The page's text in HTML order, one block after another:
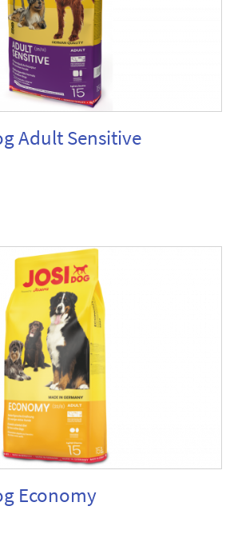
Adult Sensitive
Economy